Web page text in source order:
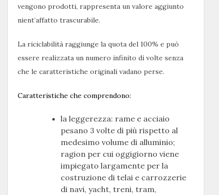
vengono prodotti, rappresenta un valore aggiunto
nient’affatto trascurabile.
La riciclabilità raggiunge la quota del 100% e può
essere realizzata un numero infinito di volte senza
che le caratteristiche originali vadano perse.
Caratteristiche che comprendono:
la leggerezza: rame e acciaio
pesano 3 volte di più rispetto al
medesimo volume di alluminio;
ragion per cui oggigiorno viene
impiegato largamente per la
costruzione di telai e carrozzerie
di navi, yacht, treni, tram,